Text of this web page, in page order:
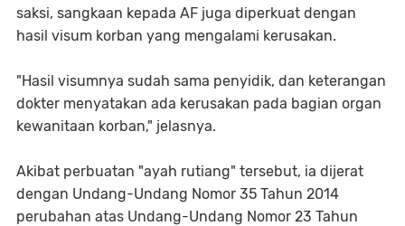
saksi, sangkaan kepada AF juga diperkuat dengan
hasil visum korban yang mengalami kerusakan.
"Hasil visumnya sudah sama penyidik, dan keterangan
dokter menyatakan ada kerusakan pada bagian organ
kewanitaan korban," jelasnya.
Akibat perbuatan "ayah rutiang" tersebut, ia dijerat
dengan Undang-Undang Nomor 35 Tahun 2014
perubahan atas Undang-Undang Nomor 23 Tahun